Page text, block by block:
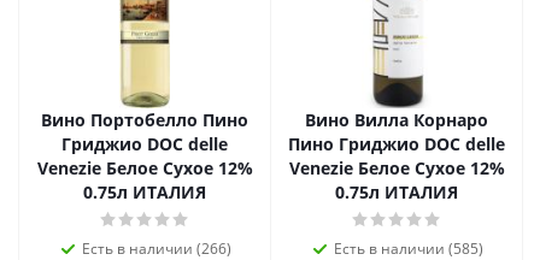
Вино Портобелло Пино
Гриджио DOC delle
Venezie Белое Сухое 12%
0.75л ИТАЛИЯ
Есть в наличии (266)
Вино Вилла Корнаро
Пино Гриджио DOC delle
Venezie Белое Сухое 12%
0.75л ИТАЛИЯ
Есть в наличии (585)